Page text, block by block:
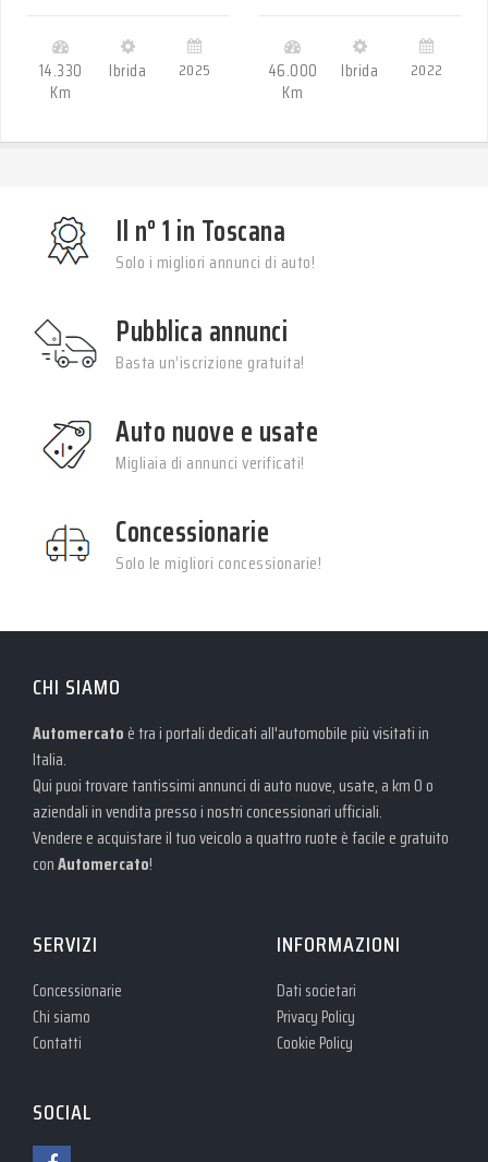
14.330
Km
Ibrida 2025
46.000
Km
Ibrida 2022
Il n° 1 in Toscana
Solo i migliori annunci di auto!
Pubblica annunci
Basta un’iscrizione gratuita!
Auto nuove e usate
Migliaia di annunci verificati!
Concessionarie
Solo le migliori concessionarie!
CHI SIAMO
Automercato è tra i portali dedicati all'automobile più visitati in
Italia.
Qui puoi trovare tantissimi annunci di auto nuove, usate, a km 0 o
aziendali in vendita presso i nostri concessionari ufficiali.
Vendere e acquistare il tuo veicolo a quattro ruote è facile e gratuito
conAutomercato!
SERVIZI
Concessionarie
Chi siamo
Contatti
INFORMAZIONI
Dati societari
Privacy Policy
Cookie Policy
SOCIAL